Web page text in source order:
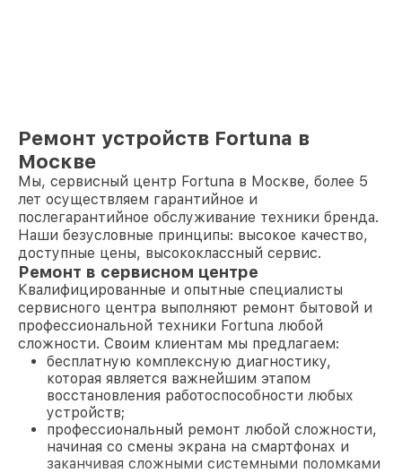
Ремонт устройств Fortuna в
Москве
Мы, сервисный центр Fortuna в Москве, более 5
лет осуществляем гарантийное и
послегарантийное обслуживание техники бренда.
Наши безусловные принципы: высокое качество,
доступные цены, высококлассный сервис.
Ремонт в сервисном центре
Квалифицированные и опытные специалисты
сервисного центра выполняют ремонт бытовой и
профессиональной техники Fortuna любой
сложности. Своим клиентам мы предлагаем:
бесплатную комплексную диагностику,
которая является важнейшим этапом
восстановления работоспособности любых
устройств;
профессиональный ремонт любой сложности,
начиная со смены экрана на смартфонах и
заканчивая сложными системными поломками